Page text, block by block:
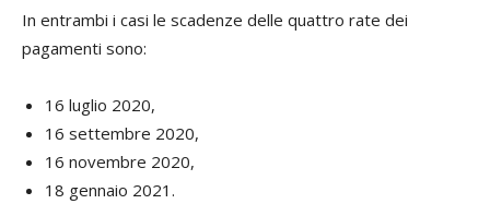
In entrambi i casi le scadenze delle quattro rate dei
pagamenti sono:
16 luglio 2020,
16 settembre 2020,
16 novembre 2020,
18 gennaio 2021.